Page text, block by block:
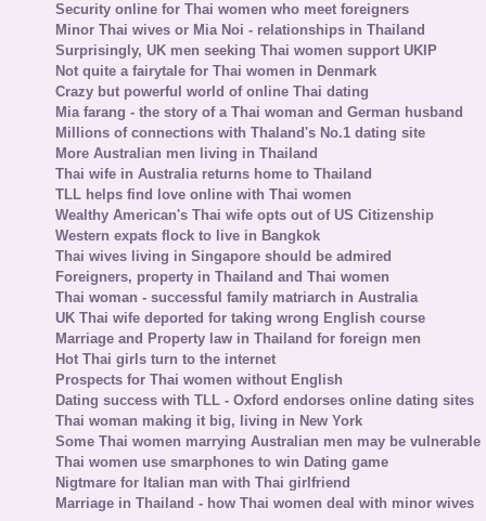
Security online for Thai women who meet foreigners
Minor Thai wives or Mia Noi - relationships in Thailand
Surprisingly, UK men seeking Thai women support UKIP
Not quite a fairytale for Thai women in Denmark
Crazy but powerful world of online Thai dating
Mia farang - the story of a Thai woman and German husband
Millions of connections with Thaland's No.1 dating site
More Australian men living in Thailand
Thai wife in Australia returns home to Thailand
TLL helps find love online with Thai women
Wealthy American's Thai wife opts out of US Citizenship
Western expats flock to live in Bangkok
Thai wives living in Singapore should be admired
Foreigners, property in Thailand and Thai women
Thai woman - successful family matriarch in Australia
UK Thai wife deported for taking wrong English course
Marriage and Property law in Thailand for foreign men
Hot Thai girls turn to the internet
Prospects for Thai women without English
Dating success with TLL - Oxford endorses online dating sites
Thai woman making it big, living in New York
Some Thai women marrying Australian men may be vulnerable
Thai women use smarphones to win Dating game
Nigtmare for Italian man with Thai girlfriend
Marriage in Thailand - how Thai women deal with minor wives